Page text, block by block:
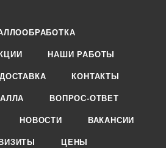
НАШИ РАБОТЫ
ДОСТАВКА КОНТАКТЫ
ВОПРОС-ОТВЕТ
НОВОСТИ ВАКАНСИИ
ЦЕНЫ